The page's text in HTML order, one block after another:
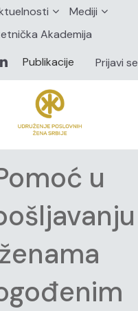
Mediji
Akademija
Publikacije
Prijavi se
u
ženama